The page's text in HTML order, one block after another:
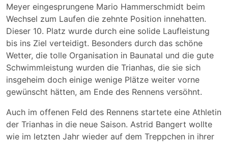
Meyer eingesprungene Mario Hammerschmidt beim
Wechsel zum Laufen die zehnte Position innehatten.
Dieser 10. Platz wurde durch eine solide Laufleistung
bis ins Ziel verteidigt. Besonders durch das schöne
Wetter, die tolle Organisation in Baunatal und die gute
Schwimmleistung wurden die Trianhas, die sie sich
insgeheim doch einige wenige Plätze weiter vorne
gewünscht hätten, am Ende des Rennens versöhnt.
Auch im offenen Feld des Rennens startete eine Athletin
der Trianhas in die neue Saison. Astrid Bangert wollte
wie im letzten Jahr wieder auf dem Treppchen in ihrer